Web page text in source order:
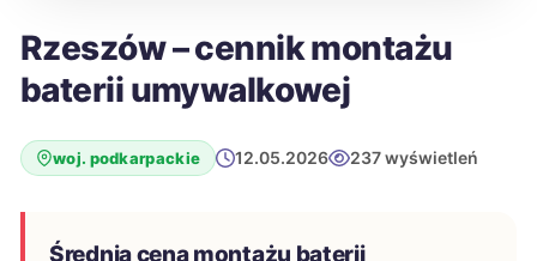
Rzeszów – cennik montażu
baterii umywalkowej
woj. podkarpackie 12.05.2026 237 wyświetleń
Średnia cena montażu baterii